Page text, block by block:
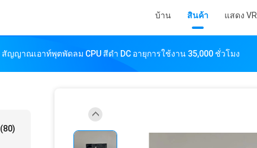
บ้าน สินค้า แสดง VR
สัญญาณเอาท์พุตพัดลม CPU สีดำ DC อายุการใช้งาน 35,000 ชั่วโมง
(80)